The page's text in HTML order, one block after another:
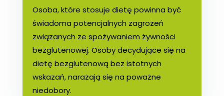
Osoba, które stosuje dietę powinna być
świadoma potencjalnych zagrożeń
związanych ze spożywaniem żywności
bezglutenowej. Osoby decydujące się na
dietę bezglutenową bez istotnych
wskazań, narażają się na poważne
niedobory.